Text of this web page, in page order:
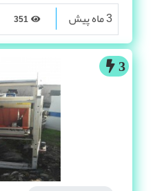
3 ماه پیش
3